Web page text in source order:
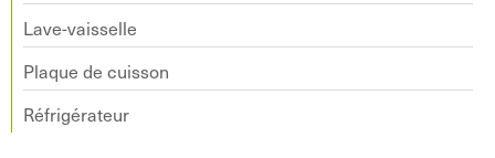
Lave-vaisselle
Plaque de cuisson
Réfrigérateur